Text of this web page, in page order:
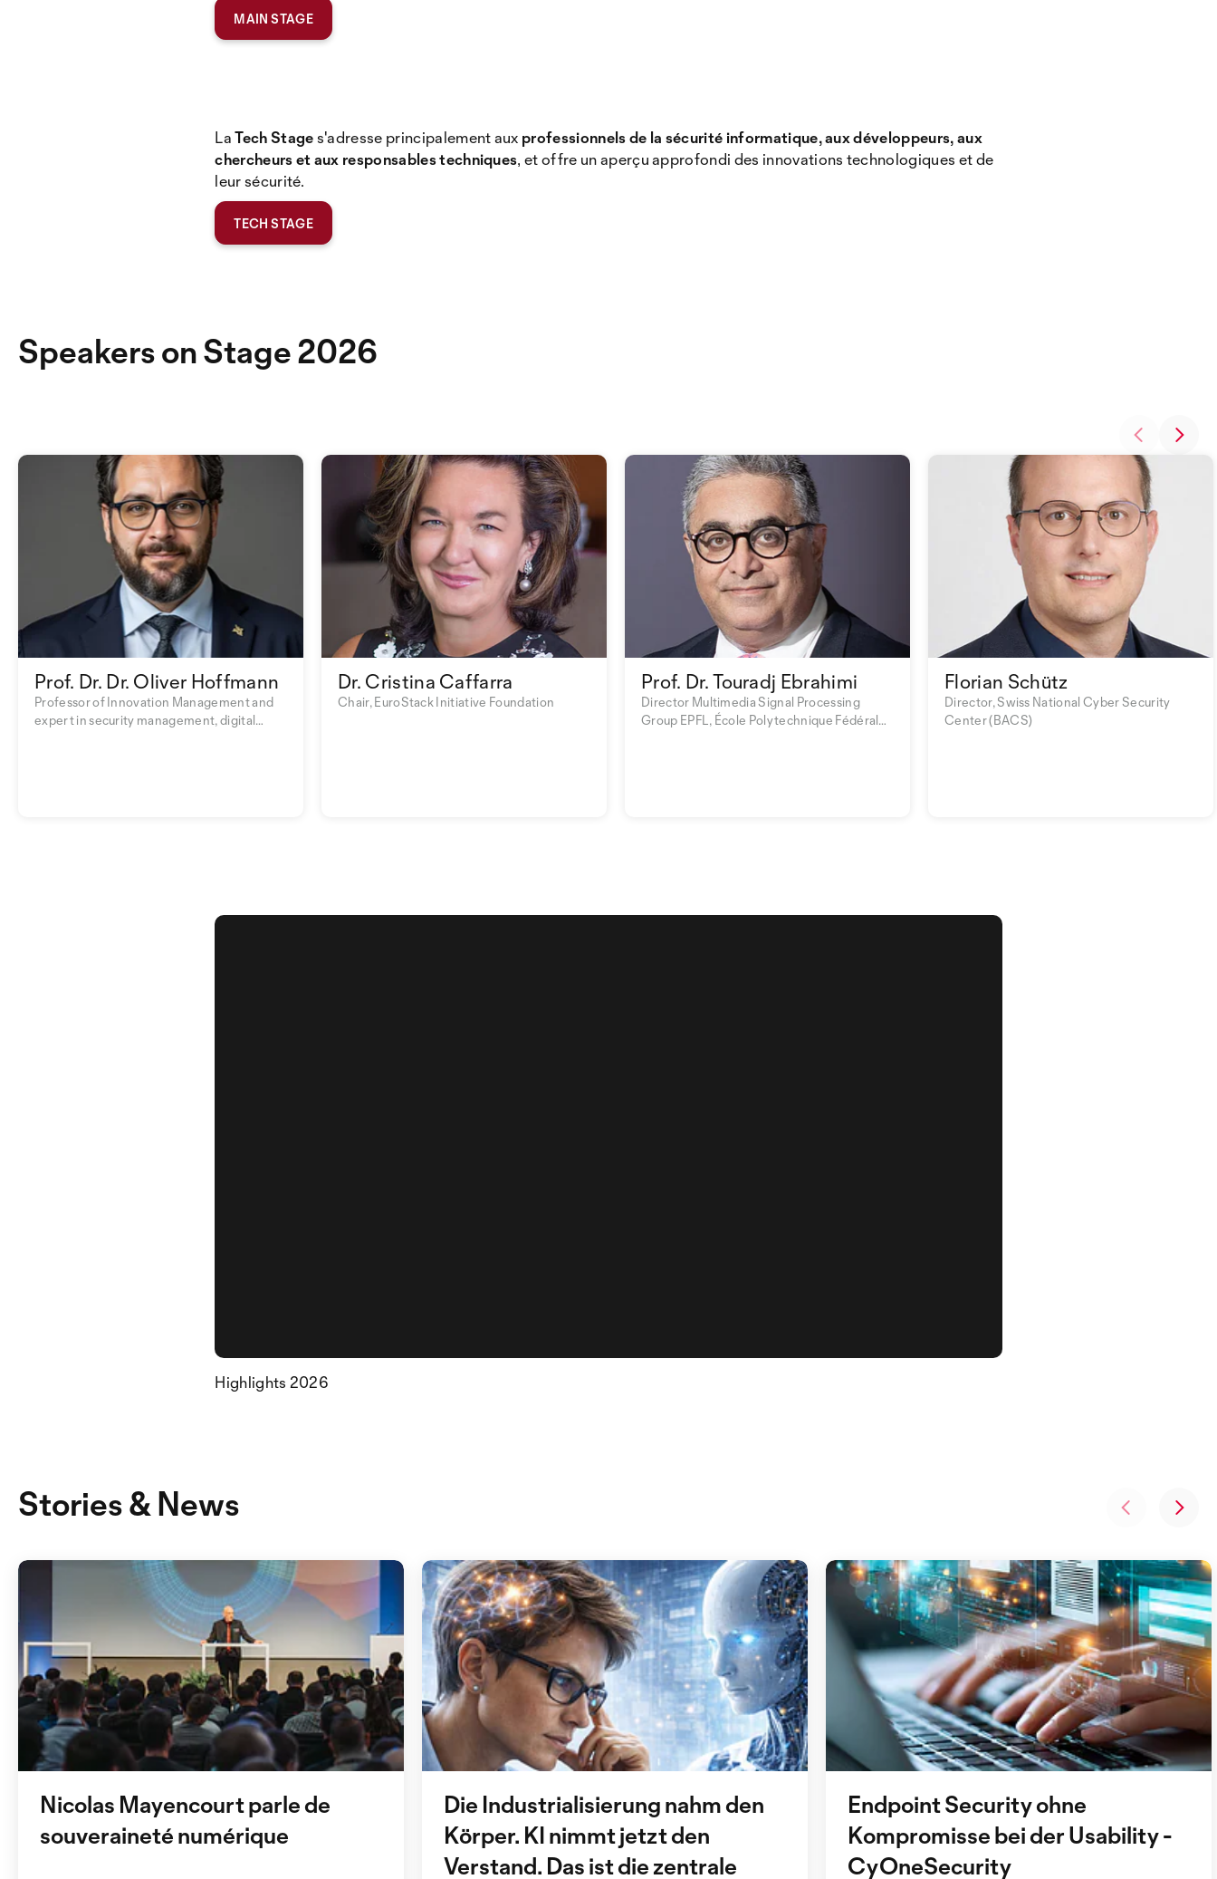
MAIN STAGE
LaTech Stages'adresse principalement aux professionnels de la sécurité informatique, aux développeurs, aux
chercheurs et aux responsables techniques, et offre un aperçu approfondi des innovations technologiques et de
leur sécurité.
TECH STAGE
Speakers on Stage 2026
Prof. Dr. Dr. Oliver Hoffmann
Professor of Innovation Management and
expert in security management, digital
Dr. Cristina Caffarra
Chair, EuroStack Initiative Foundation
Prof. Dr. Touradj Ebrahimi
Director Multimedia Signal Processing
Group EPFL, École Polytechnique Fédérale
Florian Schütz
Director, Swiss National Cyber Security
Center (BACS)
Highlights 2026
Stories & News
Nicolas Mayencourt parle de
souveraineté numérique
Die Industrialisierung nahm den
Körper. KI nimmt jetzt den
Verstand. Das ist die zentrale
Endpoint Security ohne
Kompromisse bei der Usability -
CyOneSecurity